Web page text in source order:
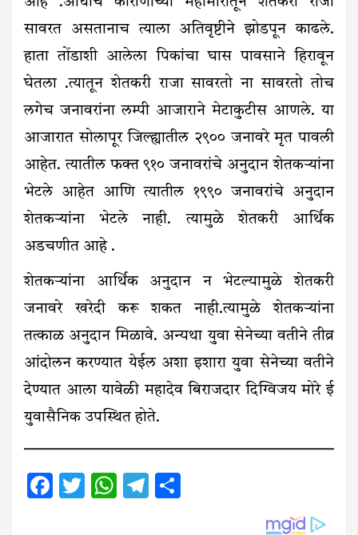
सावरत असतानाच त्याला अतिवृष्टीने झोडपून काढले.
हाता तोंडाशी आलेला पिकांचा घास पावसाने हिरावून
घेतला .त्यातून शेतकरी राजा सावरतो ना सावरतो तोच
लगेच जनावरांना लम्पी आजाराने मेटाकुटीस आणले. या
आजारात सोलापूर जिल्ह्यातील २९०० जनावरे मृत पावली
आहेत. त्यातील फक्त ९१० जनावरांचे अनुदान शेतकऱ्यांना
भेटले आहेत आणि त्यातील १९९० जनावरांचे अनुदान
शेतकऱ्यांना भेटले नाही. त्यामुळे शेतकरी आर्थिक
अडचणीत आहे .
शेतकऱ्यांना आर्थिक अनुदान न भेटल्यामुळे शेतकरी
जनावरे खरेदी करू शकत नाही.त्यामुळे शेतकऱ्यांना
तत्काळ अनुदान मिळावे. अन्यथा युवा सेनेच्या वतीने तीव्र
आंदोलन करण्यात येईल अशा इशारा युवा सेनेच्या वतीने
देण्यात आला यावेळी महादेव बिराजदार दिग्विजय मोरे ई
युवासैनिक उपस्थित होते.
Facebook
Twitter
WhatsApp
Telegram